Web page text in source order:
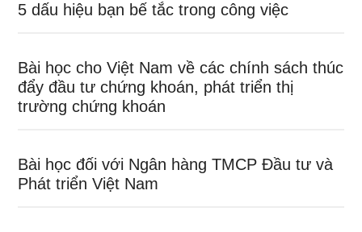
5 dấu hiệu bạn bế tắc trong công việc
Bài học cho Việt Nam về các chính sách thúc
đẩy đầu tư chứng khoán, phát triển thị
trường chứng khoán
Bài học đối với Ngân hàng TMCP Đầu tư và
Phát triển Việt Nam